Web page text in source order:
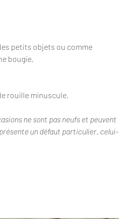
petits objets ou comme
bougie.
rouille minuscule.
ne sont pas neufs et peuvent
un défaut particulier, celui-